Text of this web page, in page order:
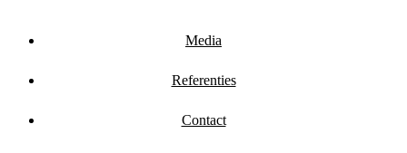
Media
Referenties
Contact